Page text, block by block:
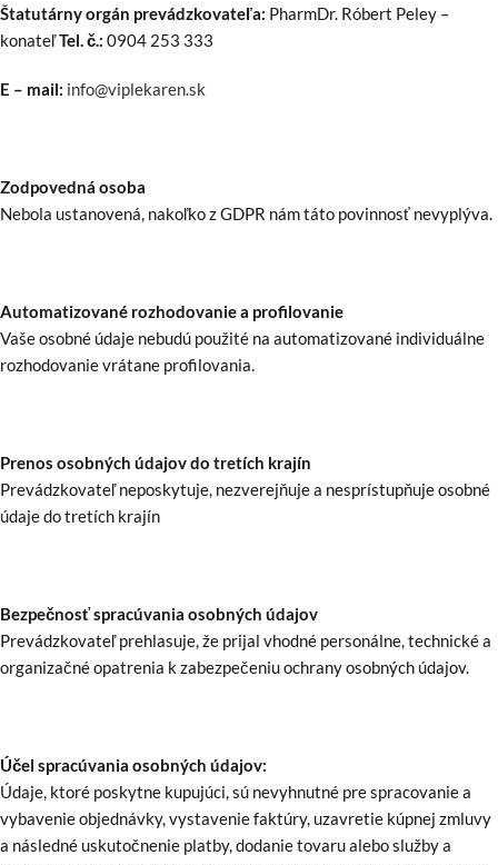
Štatutárny orgán prevádzkovateľa: PharmDr. Róbert Peley –
konateľTel. č.: 0904 253 333
E – mail: info@viplekaren.sk
Zodpovedná osoba
Nebola ustanovená, nakoľko z GDPR nám táto povinnosť nevyplýva.
Automatizované rozhodovanie a profilovanie
Vaše osobné údaje nebudú použité na automatizované individuálne
rozhodovanie vrátane profilovania.
Prenos osobných údajov do tretích krajín
Prevádzkovateľ neposkytuje, nezverejňuje a nesprístupňuje osobné
údaje do tretích krajín
Bezpečnosť spracúvania osobných údajov
Prevádzkovateľ prehlasuje, že prijal vhodné personálne, technické a
organizačné opatrenia k zabezpečeniu ochrany osobných údajov.
Účel spracúvania osobných údajov:
Údaje, ktoré poskytne kupujúci, sú nevyhnutné pre spracovanie a
vybavenie objednávky, vystavenie faktúry, uzavretie kúpnej zmluvy
a následné uskutočnenie platby, dodanie tovaru alebo služby a